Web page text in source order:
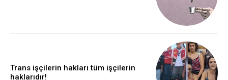
Trans işçilerin hakları tüm işçilerin
haklarıdır!